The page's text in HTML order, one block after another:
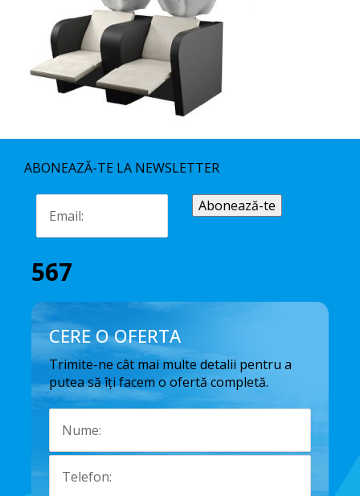
ABONEAZĂ-TE LA NEWSLETTER
567
CERE O OFERTA
Trimite-ne cât mai multe detalii pentru a
putea să îți facem o ofertă completă.